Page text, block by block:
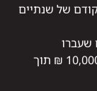
של שנתיים
שעברו
מהתעשייה המסורתית להייטק עומד על מעל 10,000 ₪ תוך